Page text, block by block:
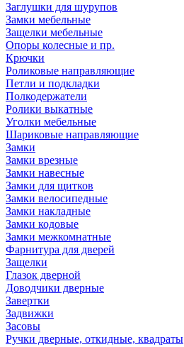
Заглушки для шурупов
Замки мебельные
Защелки мебельные
Опоры колесные и пр.
Крючки
Роликовые направляющие
Петли и подкладки
Полкодержатели
Ролики выкатные
Уголки мебельные
Шариковые направляющие
Замки
Замки врезные
Замки навесные
Замки для щитков
Замки велосипедные
Замки накладные
Замки кодовые
Замки межкомнатные
Фарнитура для дверей
Защелки
Глазок дверной
Доводчики дверные
Завертки
Задвижки
Засовы
Ручки дверные, откидные, квадраты